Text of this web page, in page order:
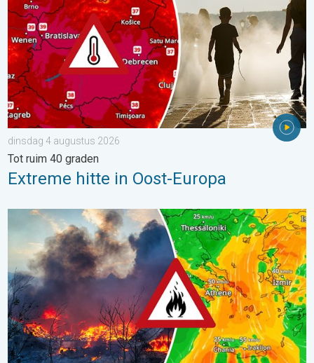
dinsdag 4 augustus 2026
Tot ruim 40 graden
Extreme hitte in Oost-Europa
Ook in Zuidoost-Europa woeden bosbranden. Hitte en veel